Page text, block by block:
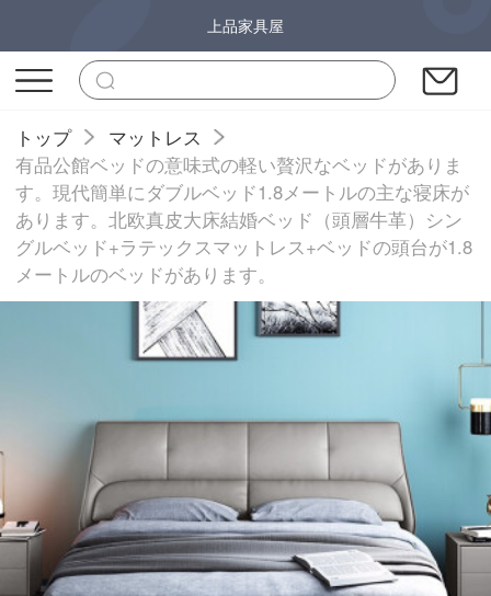
上品家具屋
トップ
マットレス
有品公館ベッドの意味式の軽い贅沢なベッドがありま
す。現代簡単にダブルベッド1.8メートルの主な寝床が
あります。北欧真皮大床結婚ベッド（頭層牛革）シン
グルベッド+ラテックスマットレス+ベッドの頭台が1.8
メートルのベッドがあります。